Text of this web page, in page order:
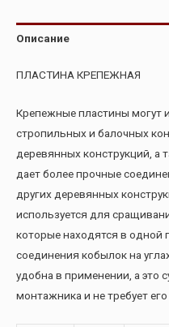
Описание
ПЛАСТИНА КРЕПЕЖНАЯ
Крепежные пластины могут
стропильных и балочных
деревянных конструкций, а
дает более прочные
других деревянных
используется для
которые находятся в одной
соединения кобылок на
удобна в применении, а это
монтажника и не требует